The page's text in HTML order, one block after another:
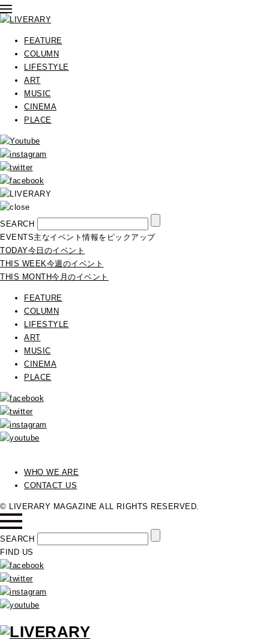
FEATURE
COLUMN
LIFESTYLE
ART
MUSIC
CINEMA
PLACE
SEARCH
EVENTS主なイベント情報をピックアップ
TODAY今日のイベント
THIS WEEK今週のイベント
THIS MONTH今月のイベント
FEATURE
COLUMN
LIFESTYLE
ART
MUSIC
CINEMA
PLACE
WHO WE ARE
CONTACT US
© LIVERARY MAGAZINE ALL RIGHTS RESERVED.
SEARCH
FIND US